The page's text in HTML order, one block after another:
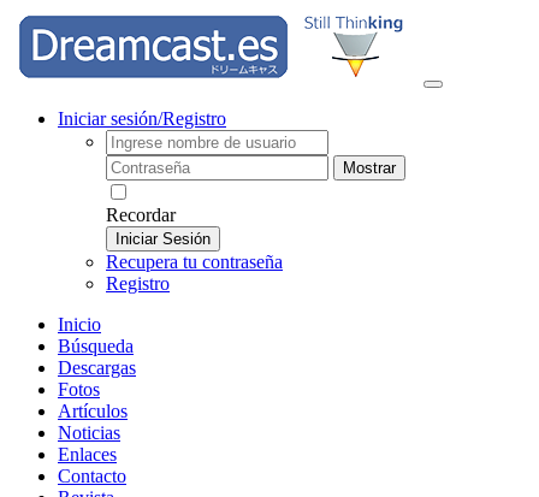
Iniciar sesión/Registro
Mostrar
Recordar
Iniciar Sesión
Recupera tu contraseña
Registro
Inicio
Búsqueda
Descargas
Fotos
Artículos
Noticias
Enlaces
Contacto